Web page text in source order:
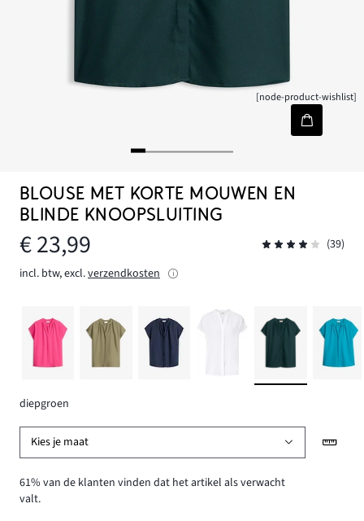
[node-product-wishlist]
BLOUSE MET KORTE MOUWEN EN
BLINDE KNOOPSLUITING
€ 23,99
(39)
incl. btw, excl.verzendkosten
diepgroen
Kies je maat
61% van de klanten vinden dat het artikel als verwacht
valt.